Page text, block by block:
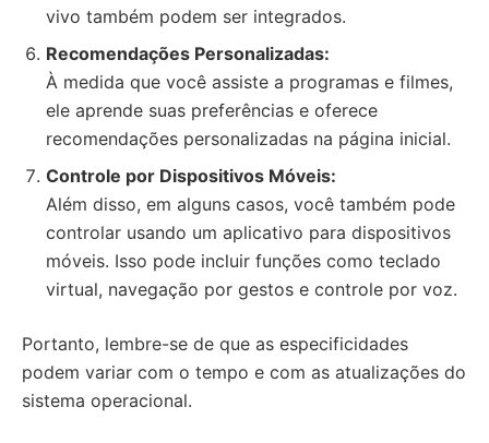
vivo também podem ser integrados.
Recomendações Personalizadas:
À medida que você assiste a programas e filmes,
ele aprende suas preferências e oferece
recomendações personalizadas na página inicial.
Controle por Dispositivos Móveis:
Além disso, em alguns casos, você também pode
controlar usando um aplicativo para dispositivos
móveis. Isso pode incluir funções como teclado
virtual, navegação por gestos e controle por voz.
Portanto, lembre-se de que as especificidades
podem variar com o tempo e com as atualizações do
sistema operacional.